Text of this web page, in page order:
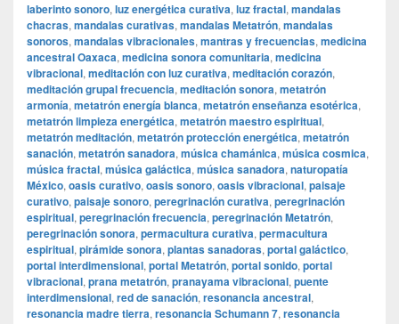
laberinto sonoro, luz energética curativa, luz fractal, mandalas
chacras, mandalas curativas, mandalas Metatrón, mandalas
sonoros, mandalas vibracionales, mantras y frecuencias, medicina
ancestral Oaxaca, medicina sonora comunitaria, medicina
vibracional, meditación con luz curativa, meditación corazón,
meditación grupal frecuencia, meditación sonora, metatrón
armonía, metatrón energía blanca, metatrón enseñanza esotérica,
metatrón limpieza energética, metatrón maestro espiritual,
metatrón meditación, metatrón protección energética, metatrón
sanación, metatrón sanadora, música chamánica, música cosmica,
música fractal, música galáctica, música sanadora, naturopatía
México, oasis curativo, oasis sonoro, oasis vibracional, paisaje
curativo, paisaje sonoro, peregrinación curativa, peregrinación
espiritual, peregrinación frecuencia, peregrinación Metatrón,
peregrinación sonora, permacultura curativa, permacultura
espiritual, pirámide sonora, plantas sanadoras, portal galáctico,
portal interdimensional, portal Metatrón, portal sonido, portal
vibracional, prana metatrón, pranayama vibracional, puente
interdimensional, red de sanación, resonancia ancestral,
resonancia madre tierra, resonancia Schumann 7, resonancia